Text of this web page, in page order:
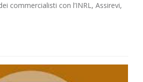
commercialisti con l’INRL, Assirevi,